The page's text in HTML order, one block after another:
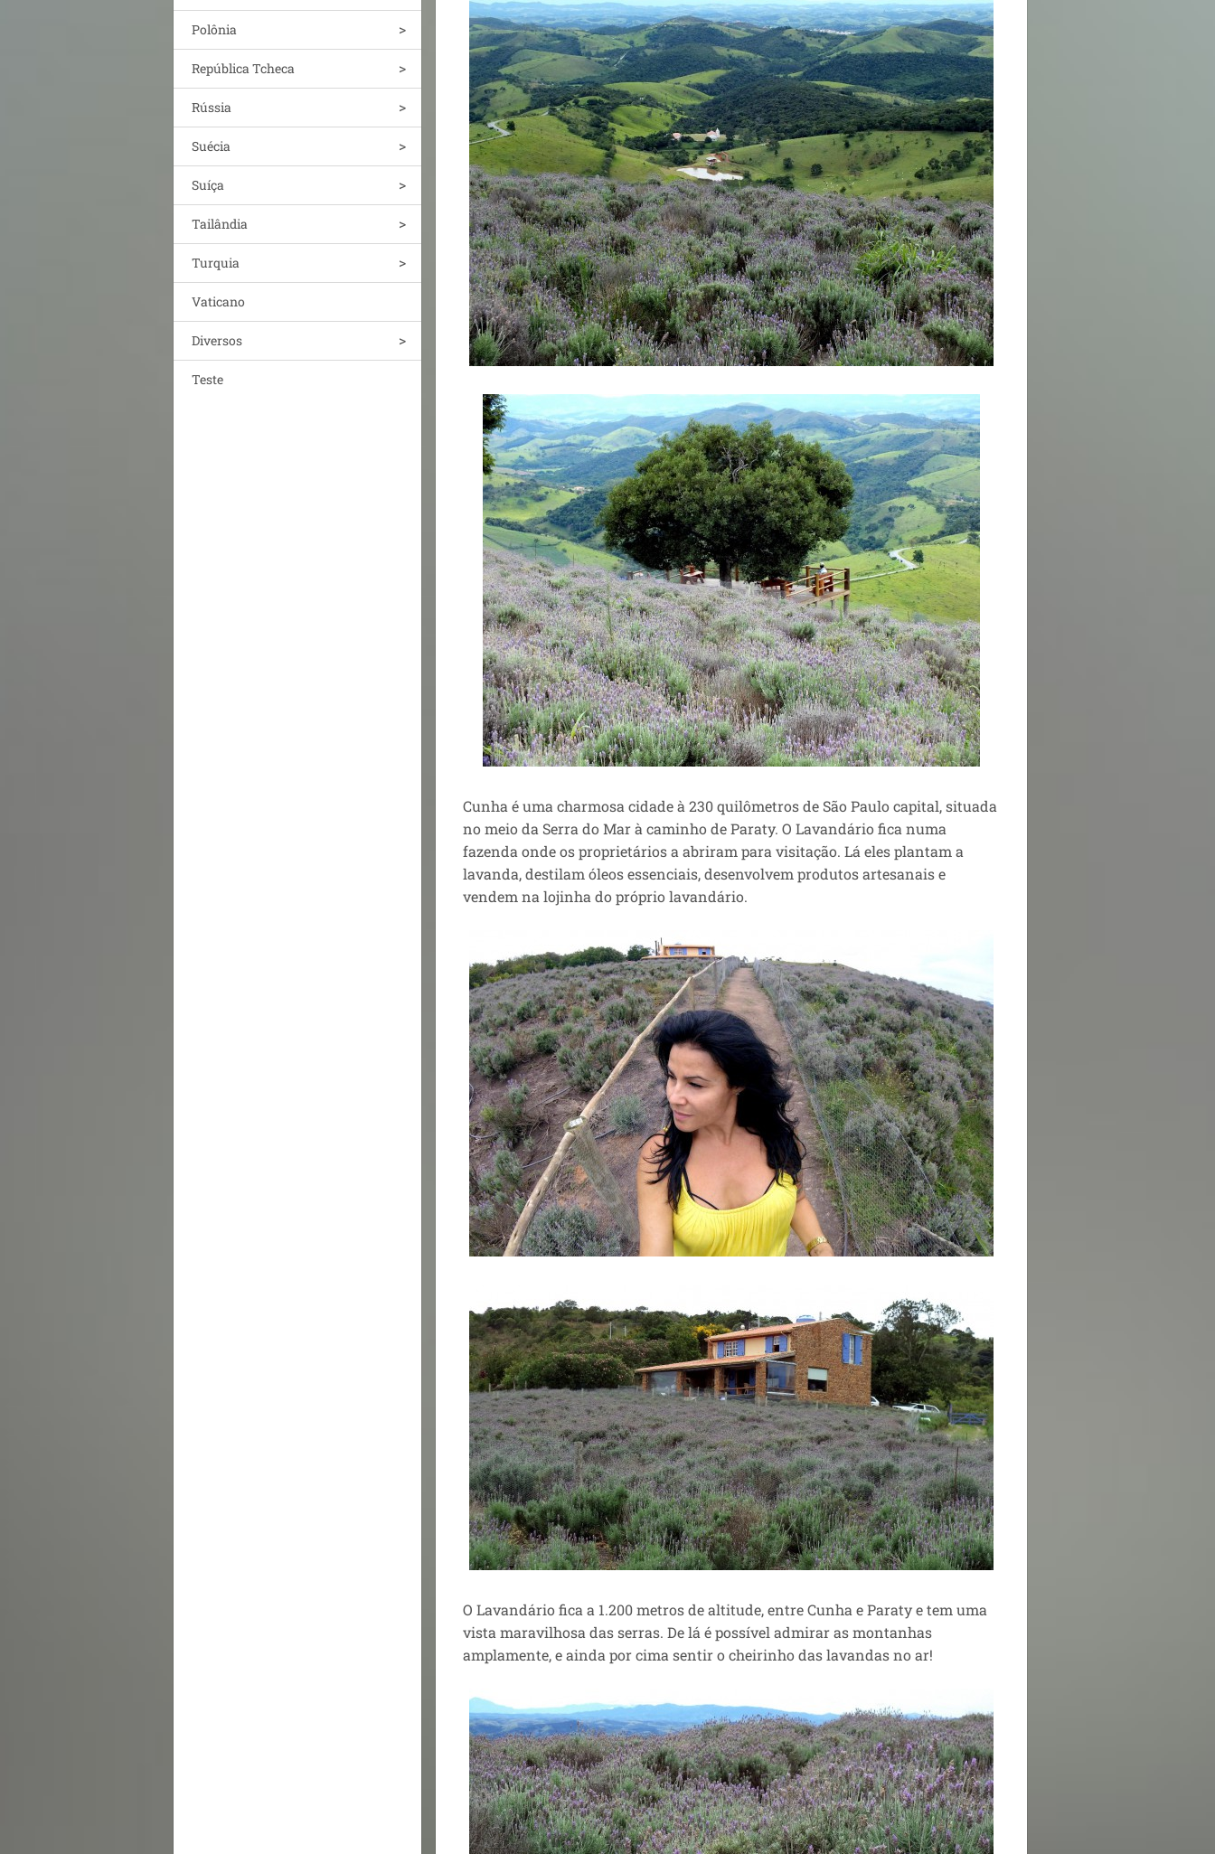
Polônia
República Tcheca
Rússia
Suécia
Suíça
Tailândia
Turquia
Vaticano
Diversos
Teste
Cunha é uma charmosa cidade à 230 quilômetros de São Paulo capital, situada
no meio da Serra do Mar à caminho de Paraty. O Lavandário fica numa
fazenda onde os proprietários a abriram para visitação. Lá eles plantam a
lavanda, destilam óleos essenciais, desenvolvem produtos artesanais e
vendem na lojinha do próprio lavandário.
O Lavandário fica a 1.200 metros de altitude, entre Cunha e Paraty e tem uma
vista maravilhosa das serras. De lá é possível admirar as montanhas
amplamente, e ainda por cima sentir o cheirinho das lavandas no ar!